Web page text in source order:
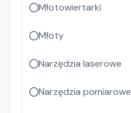
Młotowiertarki
Młoty
Narzędzia laserowe
Narzędzia pomiarowe